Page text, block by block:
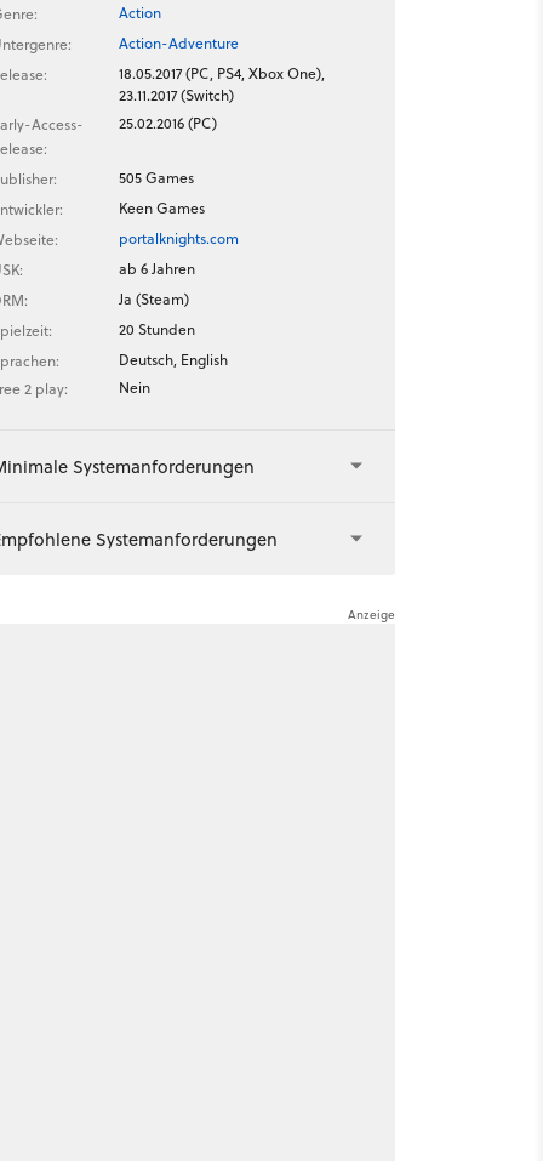
Action
Action-Adventure
18.05.2017 (PC, PS4, Xbox One),
23.11.2017 (Switch)
Access-
25.02.2016 (PC)
505 Games
Keen Games
portalknights.com
ab 6 Jahren
Ja (Steam)
20 Stunden
Deutsch, English
2 play:
Nein
Systemanforderungen
Systemanforderungen